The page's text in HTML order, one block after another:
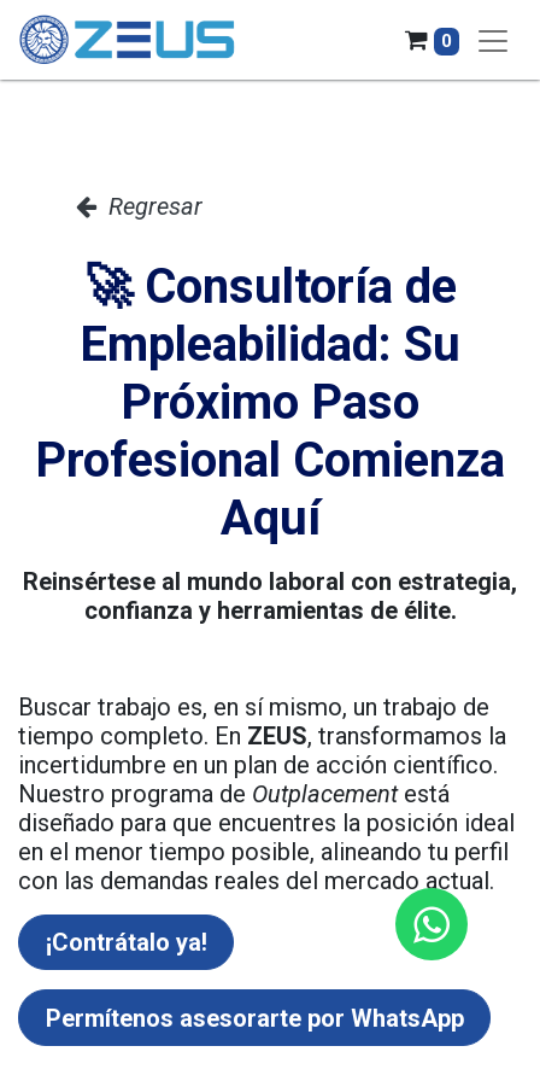
0
Regresar
🚀 Consultoría de
Empleabilidad: Su
Próximo Paso
Profesional Comienza
Aquí
Reinsértese al mundo laboral con estrategia,
confianza y herramientas de élite.
Buscar trabajo es, en sí mismo, un trabajo de
tiempo completo. En ZEUS, transformamos la
incertidumbre en un plan de acción científico.
Nuestro programa de Outplacementestá
diseñado para que encuentres la posición ideal
en el menor tiempo posible, alineando tu perfil
con las demandas reales del mercado actual.
¡Contrátalo ya!
Permítenos asesorarte por WhatsApp